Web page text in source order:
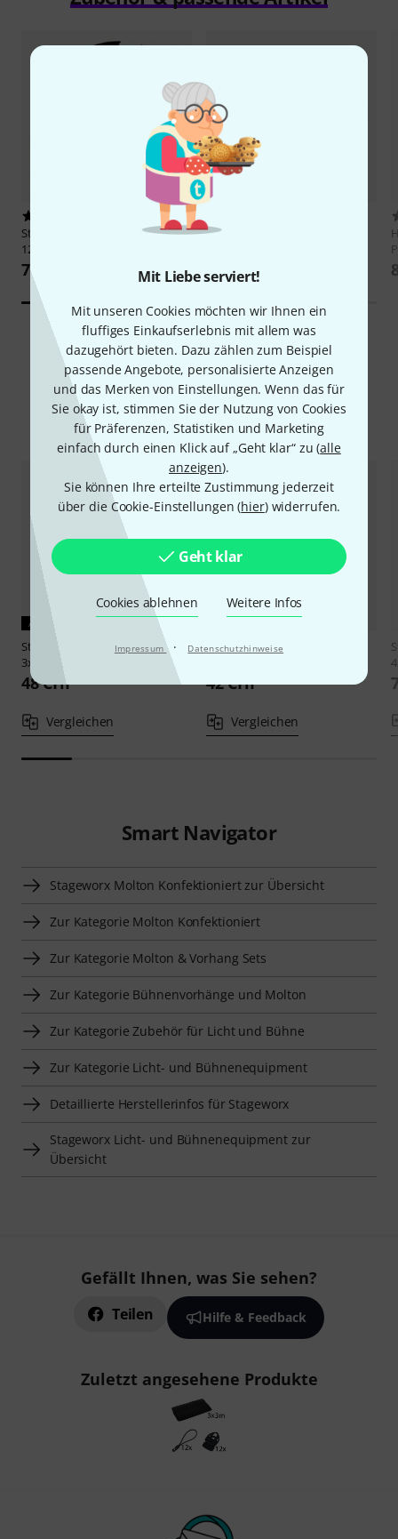
Mit Liebe serviert!
Mit unseren Cookies möchten wir Ihnen ein
fluffiges Einkaufserlebnis mit allem was
dazugehört bieten. Dazu zählen zum Beispiel
passende Angebote, personalisierte Anzeigen
und das Merken von Einstellungen. Wenn das für
Sie okay ist, stimmen Sie der Nutzung von Cookies
für Präferenzen, Statistiken und Marketing
einfach durch einen Klick auf „Geht klar“ zu (alle
anzeigen).
Sie können Ihre erteilte Zustimmung jederzeit
über die Cookie-Einstellungen (hier) widerrufen.
Geht klar
Cookies ablehnen Weitere Infos
Impressum · Datenschutzhinweise
Stairville
Spannfix Ø 4mm Black
12 pcs.
7,30 CHF
Stageworx
38 CHF
Alternativen vergleichen
AKTUELLES PRODUKT
Stageworx
Deco Curtain BK
3x3m Bundle
48 CHF
Vergleichen
StairvilleEuro Molton Set Black
42 CHF
Vergleichen
Smart Navigator
Stageworx Molton Konfektioniert zur Übersicht
Zur Kategorie Molton Konfektioniert
Zur Kategorie Molton & Vorhang Sets
Zur Kategorie Bühnenvorhänge und Molton
Zur Kategorie Zubehör für Licht und Bühne
Zur Kategorie Licht- und Bühnenequipment
Detaillierte Herstellerinfos für Stageworx
Stageworx Licht- und Bühnenequipment zur
Übersicht
Gefällt Ihnen, was Sie sehen?
Teilen Hilfe & Feedback
Zuletzt angesehene Produkte